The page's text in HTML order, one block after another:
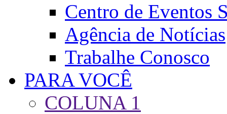
Centro de Eventos
Agência de Notícias
Trabalhe Conosco
PARA VOCÊ
COLUNA 1